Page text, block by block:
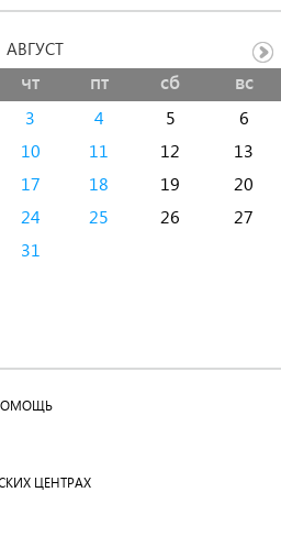
чт пт сб вс
3 4 5
6
10 11 12
13
17 18 19
20
24 25 26
27
31
АВГУСТ
ЦЕНТРАХ